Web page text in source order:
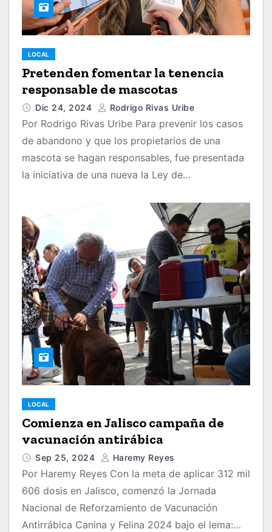
LOCAL
Pretenden fomentar la tenencia
responsable de mascotas
Dic 24, 2024 Rodrigo Rivas Uribe
Por Rodrigo Rivas Uribe Para prevenir los casos
de abandono y que los propietarios de una
mascota se hagan responsables, fue presentada
la iniciativa de una nueva la Ley de…
LOCAL
Comienza en Jalisco campaña de
vacunación antirábica
Sep 25, 2024 Haremy Reyes
Por Haremy Reyes Con la meta de aplicar 312 mil
606 dosis en Jalisco, comenzó la Jornada
Nacional de Reforzamiento de Vacunación
Antirrábica Canina y Felina 2024 bajo el lema:…